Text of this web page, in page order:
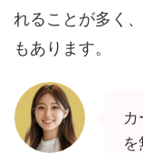
れることが多く
もあります。